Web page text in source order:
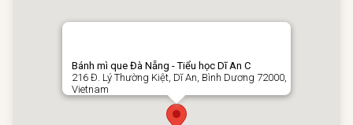
Bánh mì que Đà Nẵng - Tiểu học Dĩ An C
216 Đ. Lý Thường Kiệt, Dĩ An, Bình Dương 72000,
Vietnam